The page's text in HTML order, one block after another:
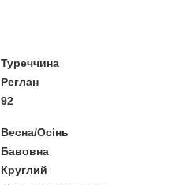
Туреччина
Реглан
92
Весна/Осінь
Бавовна
Круглий